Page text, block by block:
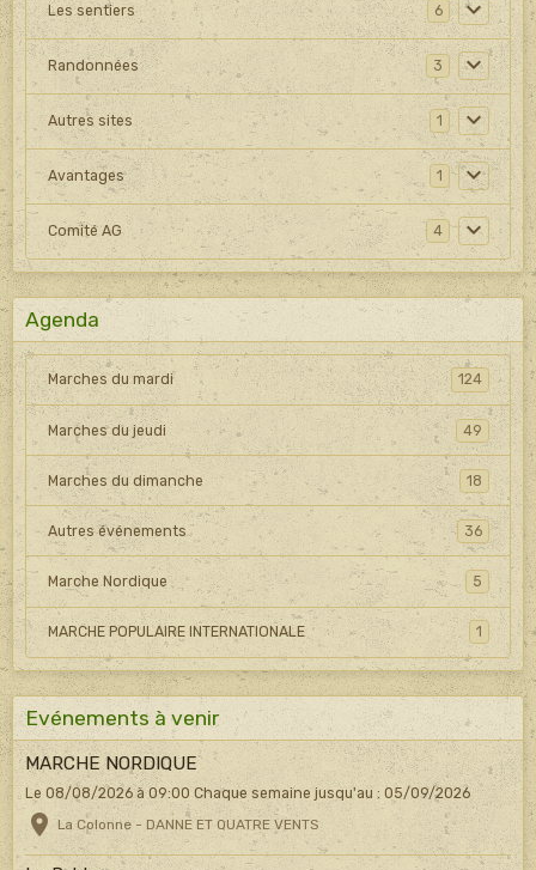
Les sentiers 6
Randonnées 3
Autres sites 1
Avantages 1
Comité AG 4
Agenda
Marches du mardi 124
Marches du jeudi 49
Marches du dimanche 18
Autres événements 36
Marche Nordique 5
MARCHE POPULAIRE INTERNATIONALE 1
Evénements à venir
MARCHE NORDIQUE
Le 08/08/2026 à 09:00 Chaque semaine jusqu'au : 05/09/2026
La Colonne - DANNE ET QUATRE VENTS